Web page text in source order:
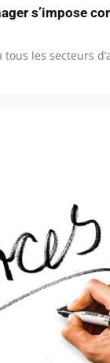
s’impose
les secteurs